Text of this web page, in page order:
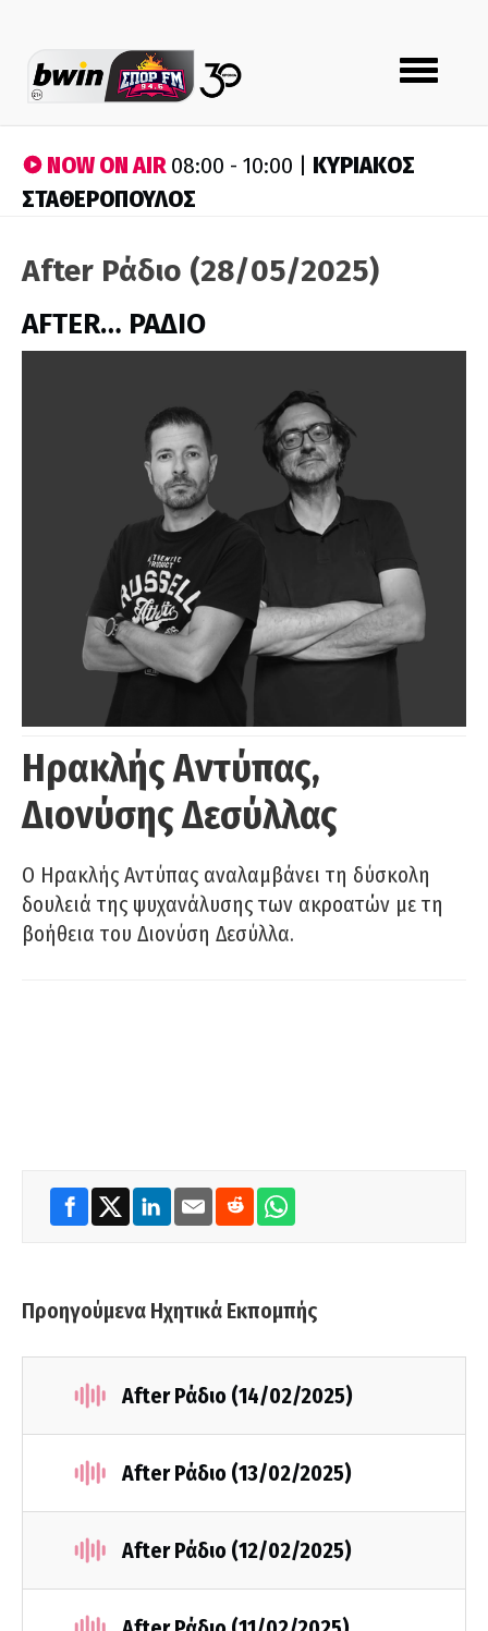
Toggle
navigation
NOW ON AIR08:00 - 10:00 | ΚΥΡΙΑΚΟΣ
ΣΤΑΘΕΡΟΠΟΥΛΟΣ
After Ράδιο (28/05/2025)
AFTER… ΡΑΔΙΟ
Ηρακλής Αντύπας,
Διονύσης Δεσύλλας
Ο Ηρακλής Αντύπας αναλαμβάνει τη δύσκολη
δουλειά της ψυχανάλυσης των ακροατών με τη
βοήθεια του Διονύση Δεσύλλα.
Προηγούμενα Ηχητικά Εκπομπής
After Ράδιο (14/02/2025)
After Ράδιο (13/02/2025)
After Ράδιο (12/02/2025)